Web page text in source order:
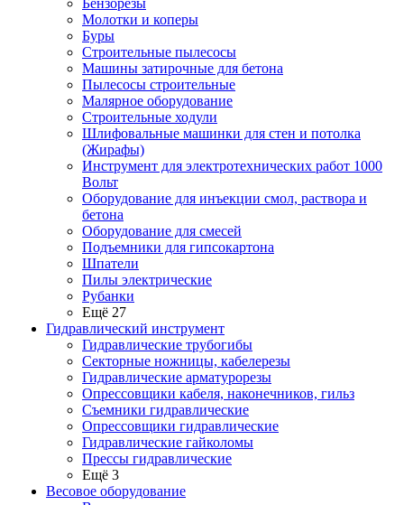
Бензорезы
Молотки и коперы
Буры
Строительные пылесосы
Машины затирочные для бетона
Пылесосы строительные
Малярное оборудование
Строительные ходули
Шлифовальные машинки для стен и потолка
(Жирафы)
Инструмент для электротехнических работ 1000
Вольт
Оборудование для инъекции смол, раствора и
бетона
Оборудование для смесей
Подъемники для гипсокартона
Шпатели
Пилы электрические
Рубанки
Ещё 27
Гидравлический инструмент
Гидравлические трубогибы
Секторные ножницы, кабелерезы
Гидравлические арматурорезы
Опрессовщики кабеля, наконечников, гильз
Съемники гидравлические
Опрессовщики гидравлические
Гидравлические гайколомы
Прессы гидравлические
Ещё 3
Весовое оборудование